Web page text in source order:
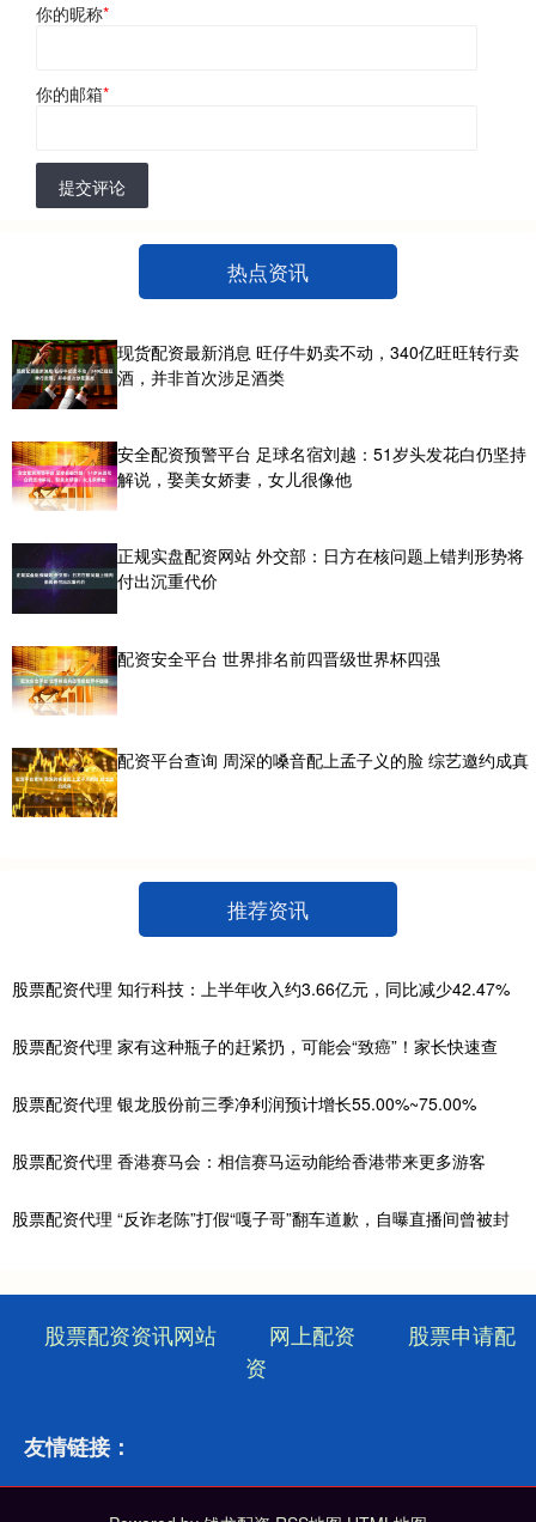
你的昵称*
你的邮箱*
提交评论
热点资讯
现货配资最新消息 旺仔牛奶卖不动，340亿旺旺转行卖
酒，并非首次涉足酒类
安全配资预警平台 足球名宿刘越：51岁头发花白仍坚持
解说，娶美女娇妻，女儿很像他
正规实盘配资网站 外交部：日方在核问题上错判形势将
付出沉重代价
配资安全平台 世界排名前四晋级世界杯四强
配资平台查询 周深的嗓音配上孟子义的脸 综艺邀约成真
推荐资讯
股票配资代理 知行科技：上半年收入约3.66亿元，同比减少42.47%
股票配资代理 家有这种瓶子的赶紧扔，可能会“致癌”！家长快速查
股票配资代理 银龙股份前三季净利润预计增长55.00%~75.00%
股票配资代理 香港赛马会：相信赛马运动能给香港带来更多游客
股票配资代理 “反诈老陈”打假“嘎子哥”翻车道歉，自曝直播间曾被封
股票配资资讯网站 网上配资
股票申请配
资
友情链接：